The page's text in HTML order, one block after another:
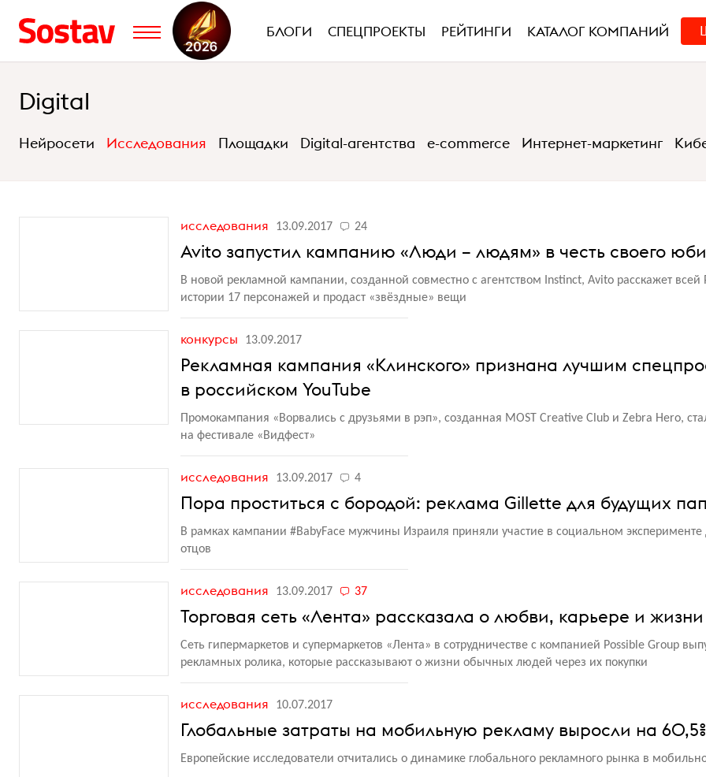
БЛОГИ СПЕЦПРОЕКТЫ РЕЙТИНГИ КАТАЛОГ КОМПАНИЙ
Digital
Нейросети Исследования Площадки Digital-агентства e-commerce Интернет-маркетинг
исследования 13.09.2017 24
Avito запустил кампанию «Люди – людям» в честь своего
В новой рекламной кампании, созданной совместно с агентством Instinct, Avito расскажет всей
истории 17 персонажей и продаст «звёздные» вещи
конкурсы 13.09.2017
Рекламная кампания «Клинского» признана лучшим
в российском YouTube
Промокампания «Ворвались с друзьями в рэп», созданная MOST Creative Club и Zebra Hero,
на фестивале «Видфест»
исследования 13.09.2017 4
Пора проститься с бородой: реклама Gillette для будущих пап
В рамках кампании #BabyFace мужчины Израиля приняли участие в социальном
отцов
исследования 13.09.2017 37
Торговая сеть «Лента» рассказала о любви, карьере и жизни
Сеть гипермаркетов и супермаркетов «Лента» в сотрудничестве с компанией Possible Group
рекламных ролика, которые рассказывают о жизни обычных людей через их покупки
исследования 10.07.2017
Глобальные затраты на мобильную рекламу выросли на 60,5%
Европейские исследователи отчитались о динамике глобального рекламного рынка в